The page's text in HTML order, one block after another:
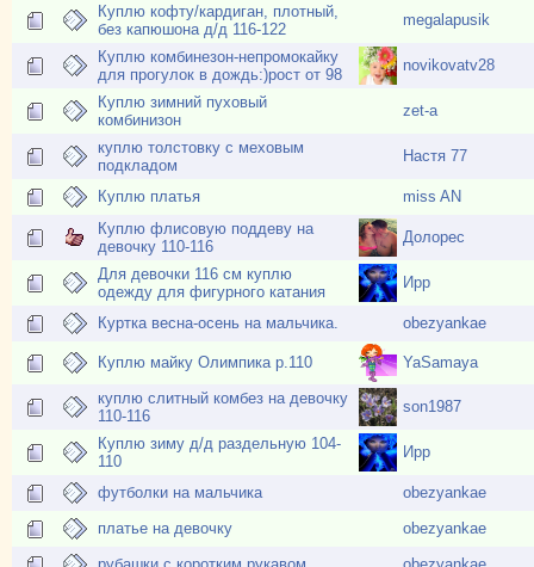
Куплю кофту/кардиган, плотный,
без капюшона д/д 116-122
megalapusik
Куплю комбинезон-непромокайку
для прогулок в дождь:)рост от 98
novikovatv28
Куплю зимний пуховый
комбинизон
zet-a
куплю толстовку с меховым
подкладом
Настя 77
Куплю платья
miss AN
Куплю флисовую поддеву на
девочку 110-116
Долорес
Для девочки 116 см куплю
одежду для фигурного катания
Ирр
Куртка весна-осень на мальчика. obezyankae
Куплю майку Олимпика р.110
YaSamaya
куплю слитный комбез на девочку
110-116
son1987
Куплю зиму д/д раздельную 104-
110
Ирр
футболки на мальчика
obezyankae
платье на девочку
obezyankae